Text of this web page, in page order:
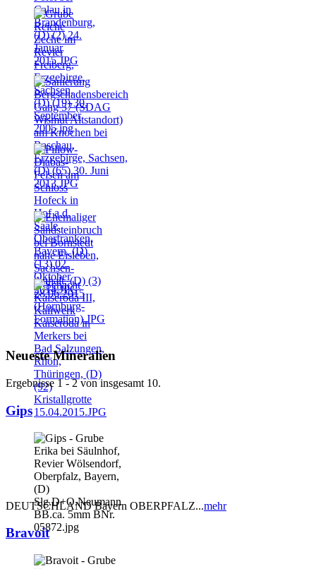
Neueste Mineralien
Ergebnisse 1 - 2 von insgesamt 10.
Gips
DEUTSCHLAND Bayern OBERPFALZ...mehr
Bravoit